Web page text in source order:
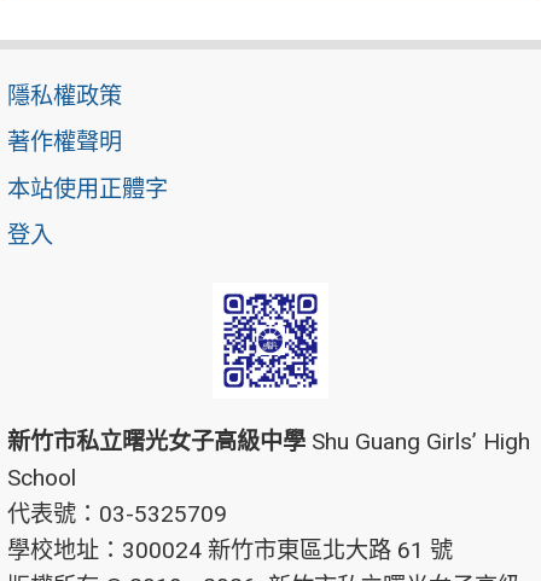
隱私權政策
著作權聲明
本站使用正體字
登入
新竹市私立曙光女子高級中學 Shu Guang Girls’ High
School
代表號：03-5325709
學校地址：300024 新竹市東區北大路 61 號